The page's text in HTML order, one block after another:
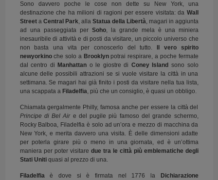
Sono davvero poche le cose non dette su New York, una
destinazione che ha milioni di ragioni per essere visitata: da Wall
Streeta Central Park , alla Statua della Libertà , magari in aggiunta
ad una passeggiata per Soho, la grande mela è una miniera
inesauribile di attività e di posti da visitare, un piccolo universo che
non basta una vita per conoscerlo del tutto. Il vero spirito
newyorkinoche solo a Brooklynpotrai respirare, a poche fermate
dal centro di Manhattan o le giostre di Coney Island sono solo
alcune delle possibili attrazioni se si vuole visitare la città in una
settimana. Se magari hai già finito i posti da visitare nella tua lista,
una scappata a Filadelfia , più che un consiglio, è quasi un obbligo.
Chiamata gergalmente Philly, famosa anche per essere la città del
Principe di Bel Aire del pugile più famoso del grande schermo,
Rocky Balboa, Filadelfia è solo ad un’ora e mezzo di macchina da
New York, e merita davvero una visita. È delle dimensioni adatte
per poterla girare più o meno in una giornata, ed è un’ottima
maniera per poter visitare due tra le città più emblematiche degli
Stati Unitiquasi al prezzo di una.
Filadelfia è dove si è firmata nel 1776 la
Dichiarazione